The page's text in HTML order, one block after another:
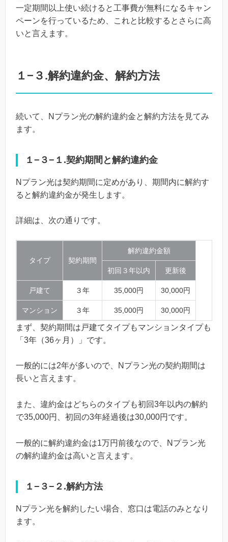
一定期間以上使い続けると工事費が無料になるキャン
ペーンを行っているため、これと比較するとさらに高
いと言えます。
１−３.解約違約金、解約方法
続いて、Nプラン光の解約違約金と解約方法を見てみ
ます。
１−３−１.契約期間と解約違約金
Nプラン光は契約期間に定めがあり、期間内に解約す
ると解約違約金が発生します。
詳細は、次の通りです。
タイプ 契約期間
解約違約金額
初回３年以内 更新後
戸建て ３年 35,000円 30,000円
マンション ３年 35,000円 30,000円
まず、契約期間は戸建てタイプもマンションタイプも
「3年（36ヶ月）」です。
一般的には2年が多いので、Nプラン光の契約期間は
長いと言えます。
また、違約金はどちらのタイプも初回3年以内の解約
で35,000円、初回の3年経過後は30,000円です。
一般的に解約違約金は1万円前後なので、Nプラン光
の解約違約金は高いと言えます。
１−３−２.解約方法
Nプラン光を解約したい場合、窓口は電話のみとなり
ます。